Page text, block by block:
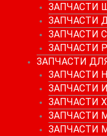
ЗАПЧАСТИ
ЗАПЧАСТИ
ЗАПЧАСТИ
ЗАПЧАСТИ
ЗАПЧАСТИ
ЗАПЧАСТИ
ЗАПЧАСТИ
ЗАПЧАСТИ
ЗАПЧАСТИ
ЗАПЧАСТИ